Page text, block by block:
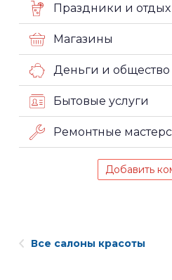
Праздники и отдых
Магазины
Деньги и общество
Бытовые услуги
Ремонтные
Добавить
Все салоны красоты